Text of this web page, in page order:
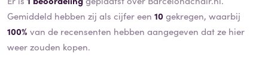
Gemiddeld hebben zij als cijfer een 10 gekregen, waarbij
100% van de recensenten hebben aangegeven dat ze hier
weer zouden kopen.